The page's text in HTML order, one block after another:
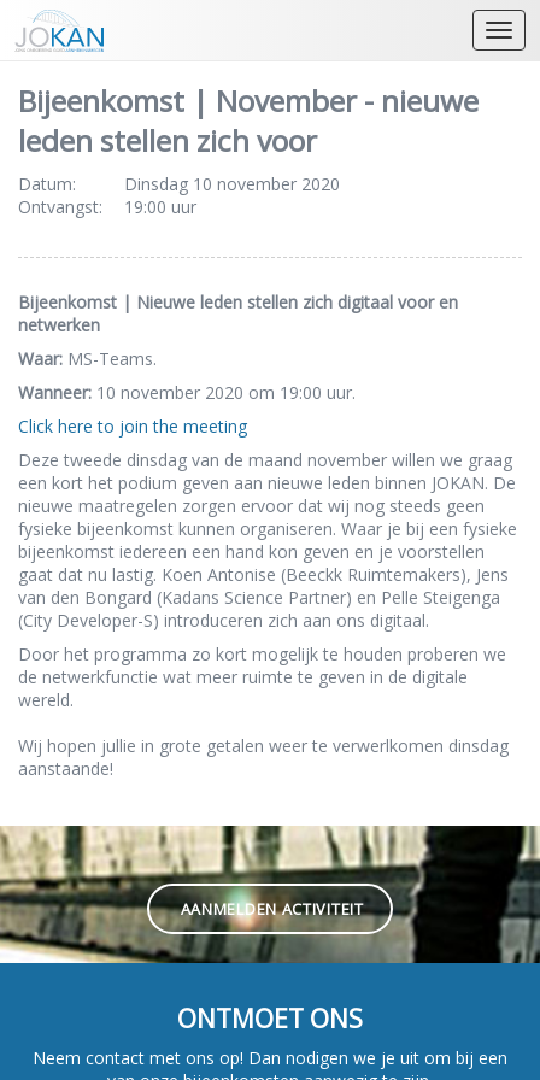
Bijeenkomst | November - nieuwe
leden stellen zich voor
Datum:
Dinsdag 10 november 2020
Ontvangst:
19:00 uur
Bijeenkomst | Nieuwe leden stellen zich digitaal voor en
netwerken
Waar: MS-Teams.
Wanneer: 10 november 2020 om 19:00 uur.
Click here to join the meeting
Deze tweede dinsdag van de maand november willen we graag
een kort het podium geven aan nieuwe leden binnen JOKAN. De
nieuwe maatregelen zorgen ervoor dat wij nog steeds geen
fysieke bijeenkomst kunnen organiseren. Waar je bij een fysieke
bijeenkomst iedereen een hand kon geven en je voorstellen
gaat dat nu lastig. Koen Antonise (Beeckk Ruimtemakers), Jens
van den Bongard (Kadans Science Partner) en Pelle Steigenga
(City Developer-S) introduceren zich aan ons digitaal.
Door het programma zo kort mogelijk te houden proberen we
de netwerkfunctie wat meer ruimte te geven in de digitale
wereld.
Wij hopen jullie in grote getalen weer te verwerlkomen dinsdag
aanstaande!
AANMELDEN ACTIVITEIT
ONTMOET ONS
Neem contact met ons op! Dan nodigen we je uit om bij een